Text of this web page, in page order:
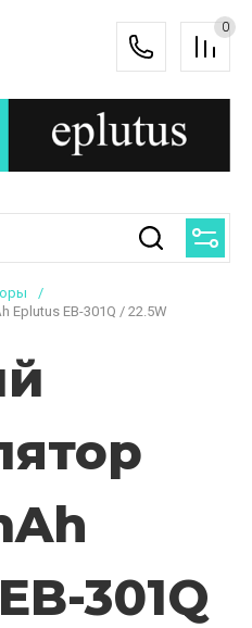
0
/
Eplutus EB-301Q / 22.5W
301Q